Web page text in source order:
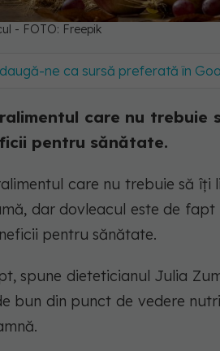
- FOTO: Freepik
ne ca sursă preferată în
care nu trebuie
pentru sănătate.
care nu trebuie să îți
dar dovleacul este de
pentru sănătate.
spune dieteticianul Julia
bun din punct de vedere